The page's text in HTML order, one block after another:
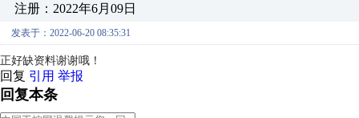
注册：2022年6月09日
发表于：2022-06-20 08:35:31
正好缺资料谢谢哦！
回复 引用 举报
回复本条